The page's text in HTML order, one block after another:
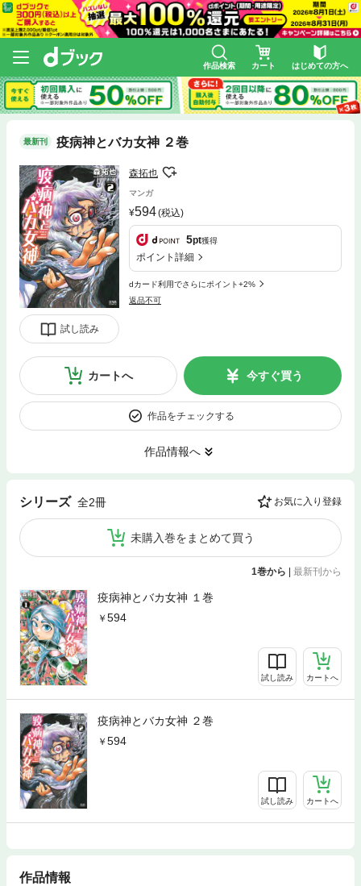
作品検索 カート はじめての方へ
最新刊 疫病神とバカ女神 ２巻
試し読み
森拓也
マンガ
594(税込)
5pt獲得
ポイント詳細
dカード利用でさらにポイント+2%
返品不可
カートへ 今すぐ買う
作品をチェックする
作品情報へ
シリーズ 全2冊 お気に入り登録
未購入巻をまとめて買う
1巻から | 最新刊から
疫病神とバカ女神 １巻
594
試し読み カートへ
疫病神とバカ女神 ２巻
594
試し読み カートへ
作品情報